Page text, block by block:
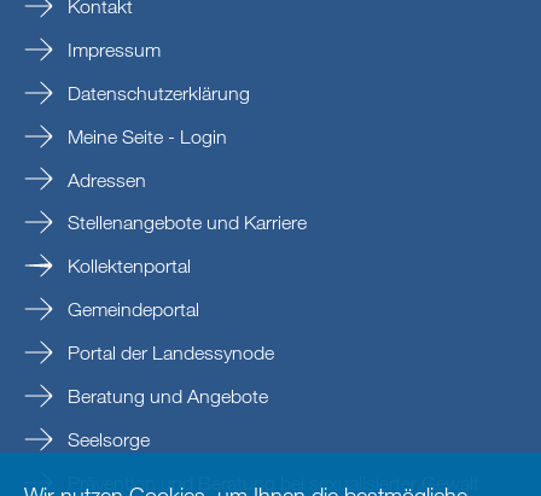
Kontakt
Impressum
Datenschutzerklärung
Meine Seite - Login
Adressen
Stellenangebote und Karriere
Kollektenportal
Gemeindeportal
Portal der Landessynode
Beratung und Angebote
Seelsorge
Prävention und Beratung bei sexualisierter Gewalt